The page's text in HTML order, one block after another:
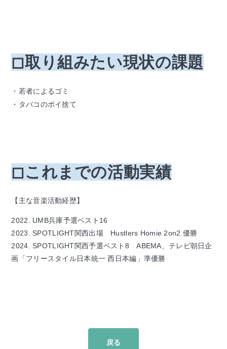
◻︎取り組みたい現状の課題
・若者によるゴミ
・タバコのポイ捨て
◻︎これまでの活動実績
【主な音楽活動経歴】
2022. UMB兵庫予選ベスト16
2023. SPOTLIGHT関西出場 Hustlers Homie 2on2 優勝
2024. SPOTLIGHT関西予選ベスト8 ABEMA、テレビ朝日企
画「フリースタイル日本統一 西日本編」準優勝
戻る